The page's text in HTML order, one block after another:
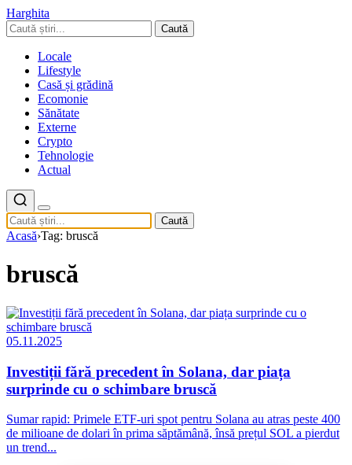
Harghita
Caută
Locale
Lifestyle
Casă și grădină
Ecomonie
Sănătate
Externe
Crypto
Tehnologie
Actual
Caută
Acasă›Tag: bruscă
bruscă
05.11.2025
Investiții fără precedent în Solana, dar piața
surprinde cu o schimbare bruscă
Sumar rapid: Primele ETF-uri spot pentru Solana au atras peste 400
de milioane de dolari în prima săptămână, însă prețul SOL a pierdut
un trend...